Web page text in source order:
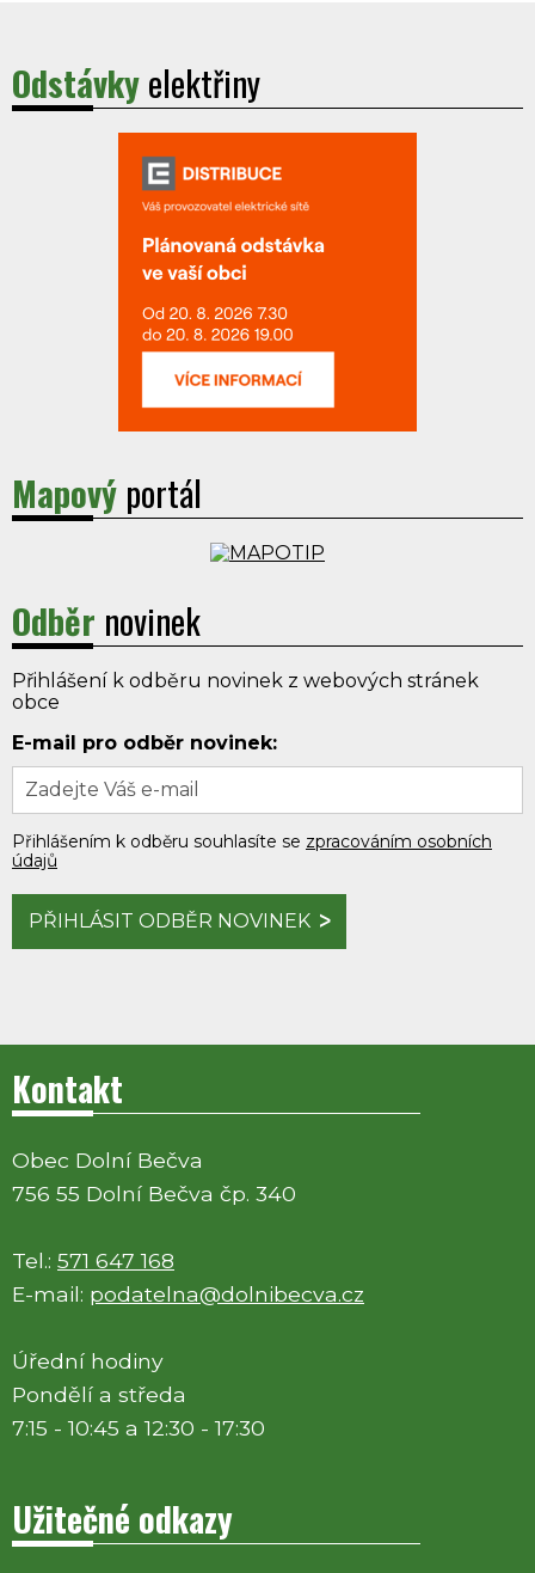
Odstávkyelektřiny
Mapový portál
Odběr novinek
Přihlášení k odběru novinek z webových stránek
obce
E-mail pro odběr novinek:
Přihlášením k odběru souhlasíte se zpracováním osobních
údajů
PŘIHLÁSIT ODBĚR NOVINEK
Kontakt
Obec Dolní Bečva
756 55 Dolní Bečva čp. 340
Tel.: 571 647 168
E-mail: podatelna@dolnibecva.cz
Úřední hodiny
Pondělí a středa
7:15 - 10:45 a 12:30 - 17:30
Užitečné odkazy